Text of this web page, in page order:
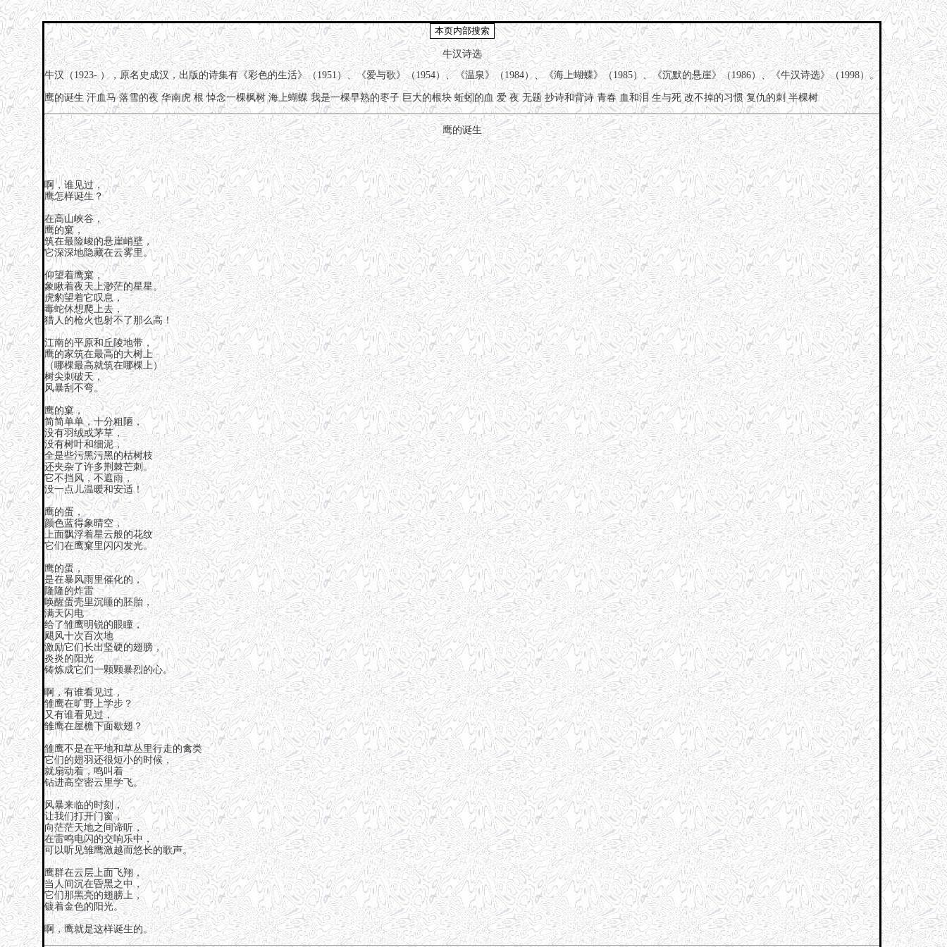
牛汉诗选
牛汉（1923- ），原名史成汉，出版的诗集有《彩色的生活》（1951）、《爱与歌》（1954）、《温泉》（1984）、《海上蝴蝶》（1985）、《沉默的悬崖》（1986）、《牛汉诗选》（1998）。
鹰的诞生 汗血马 落雪的夜 华南虎 根 悼念一棵枫树 海上蝴蝶 我是一棵早熟的枣子 巨大的根块 蚯蚓的血 爱 夜 无题 抄诗和背诗 青春 血和泪 生与死 改不掉的习惯 复仇的刺 半棵树
鹰的诞生
啊，谁见过，
鹰怎样诞生？
在高山峡谷，
鹰的窠，
筑在最险峻的悬崖峭壁，
它深深地隐藏在云雾里。
仰望着鹰窠，
象瞅着夜天上渺茫的星星。
虎豹望着它叹息，
毒蛇休想爬上去，
猎人的枪火也射不了那么高！
江南的平原和丘陵地带，
鹰的家筑在最高的大树上
（哪棵最高就筑在哪棵上）
树尖刺破天，
风暴刮不弯。
鹰的窠，
简简单单，十分粗陋，
没有羽绒或茅草，
没有树叶和细泥，
全是些污黑污黑的枯树枝
还夹杂了许多荆棘芒刺。
它不挡风，不遮雨，
没一点儿温暖和安适！
鹰的蛋，
颜色蓝得象晴空，
上面飘浮着星云般的花纹
它们在鹰窠里闪闪发光。
鹰的蛋，
是在暴风雨里催化的，
隆隆的炸雷
唤醒蛋壳里沉睡的胚胎，
满天闪电
给了雏鹰明锐的眼瞳，
飓风十次百次地
激励它们长出坚硬的翅膀，
炎炎的阳光
铸炼成它们一颗颗暴烈的心。
啊，有谁看见过，
雏鹰在旷野上学步？
又有谁看见过，
雏鹰在屋檐下面歇翅？
雏鹰不是在平地和草丛里行走的禽类
它们的翅羽还很短小的时候，
就扇动着，鸣叫着
钻进高空密云里学飞。
风暴来临的时刻，
让我们打开门窗，
向茫茫天地之间谛听，
在雷鸣电闪的交响乐中，
可以听见雏鹰激越而悠长的歌声。
鹰群在云层上面飞翔，
当人间沉在昏黑之中，
它们那黑亮的翅膀上，
镀着金色的阳光。
啊，鹰就是这样诞生的。